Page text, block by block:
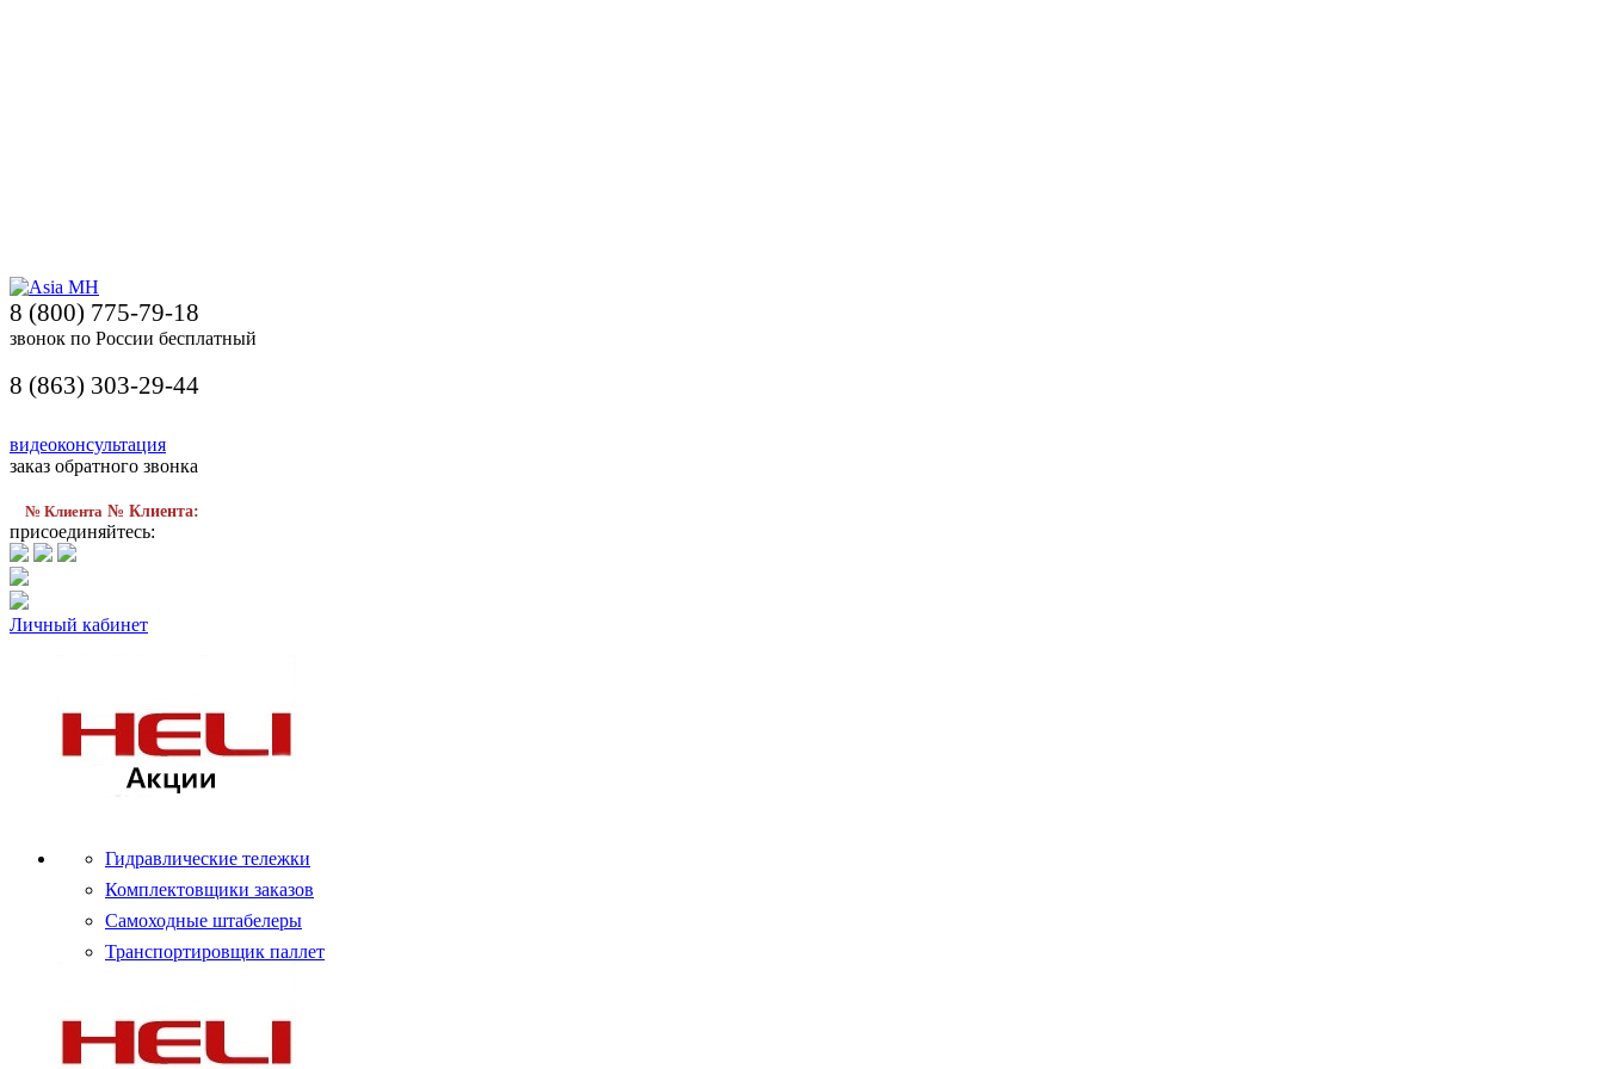
8 (800) 775-79-18
звонок по России бесплатный
8 (863) 303-29-44
видеоконсультация
заказ обратного звонка
№ Клиента № Клиента:
присоединяйтесь:
Личный кабинет
Гидравлические тележки
Комплектовщики заказов
Самоходные штабелеры
Транспортировщик паллет